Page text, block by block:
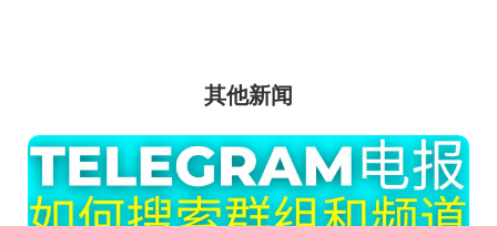
其他新闻